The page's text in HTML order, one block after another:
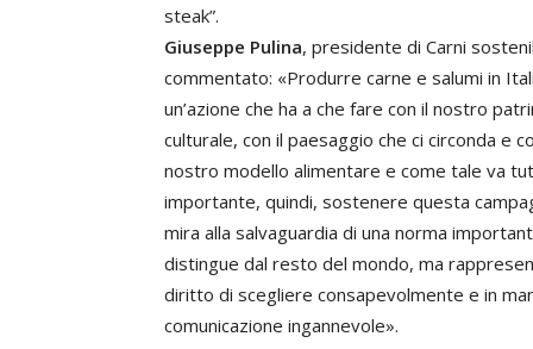
steak”.
Giuseppe Pulina, presidente di Carni
commentato: «Produrre carne e salumi in
un’azione che ha a che fare con il nostro
culturale, con il paesaggio che ci circonda e
nostro modello alimentare e come tale va
importante, quindi, sostenere questa
mira alla salvaguardia di una norma
distingue dal resto del mondo, ma
diritto di scegliere consapevolmente e in
comunicazione ingannevole».